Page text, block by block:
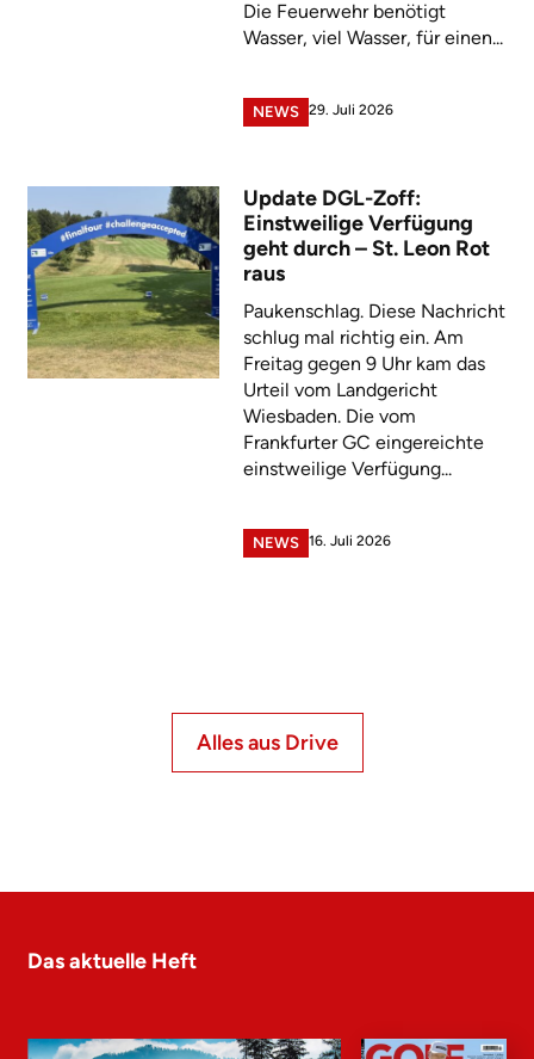
Die Feuerwehr benötigt
Wasser, viel Wasser, für einen...
NEWS 29. Juli 2026
Update DGL-Zoff:
Einstweilige Verfügung
geht durch – St. Leon Rot
raus
Paukenschlag. Diese Nachricht
schlug mal richtig ein. Am
Freitag gegen 9 Uhr kam das
Urteil vom Landgericht
Wiesbaden. Die vom
Frankfurter GC eingereichte
einstweilige Verfügung...
NEWS 16. Juli 2026
Alles aus Drive
Das aktuelle Heft